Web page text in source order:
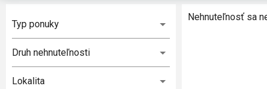
Typ ponuky
Druh nehnuteľnosti
Lokalita
Nehnuteľnosť sa